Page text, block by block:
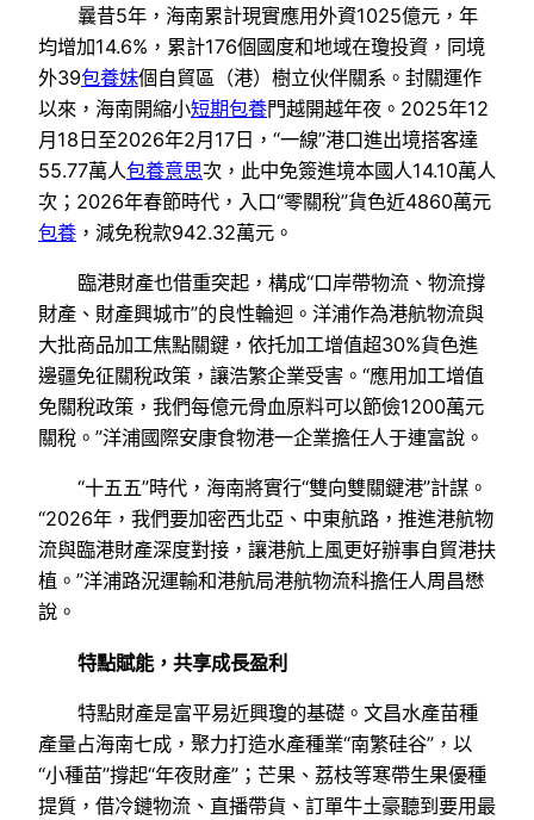
曩昔5年，海南累計現實應用外資1025億元，年
均增加14.6%，累計176個國度和地域在瓊投資，同境
外39包養妹個自貿區（港）樹立伙伴關系。封關運作
以來，海南開縮小短期包養門越開越年夜。2025年12
月18日至2026年2月17日，“一線”港口進出境搭客達
55.77萬人包養意思次，此中免簽進境本國人14.10萬人
次；2026年春節時代，入口“零關稅”貨色近4860萬元
包養 ，減免稅款942.32萬元。
臨港財產也借重突起，構成“口岸帶物流、物流撐
財產、財產興城市”的良性輪迴。洋浦作為港航物流與
大批商品加工焦點關鍵，依托加工增值超30%貨色進
邊疆免征關稅政策，讓浩繁企業受害。“應用加工增值
免關稅政策，我們每億元骨血原料可以節儉1200萬元
關稅。”洋浦國際安康食物港一企業擔任人于連富說。
“十五五”時代，海南將實行“雙向雙關鍵港”計謀。
“2026年，我們要加密西北亞、中東航路，推進港航物
流與臨港財產深度對接，讓港航上風更好辦事自貿港扶
植。”洋浦路況運輸和港航局港航物流科擔任人周昌懋
說。
特點賦能，共享成長盈利
特點財產是富平易近興瓊的基礎。文昌水產苗種
產量占海南七成，聚力打造水產種業“南繁硅谷”，以
“小種苗”撐起“年夜財產”；芒果、荔枝等寒帶生果優種
提質，借冷鏈物流、直播帶貨、訂單牛土豪聽到要用最